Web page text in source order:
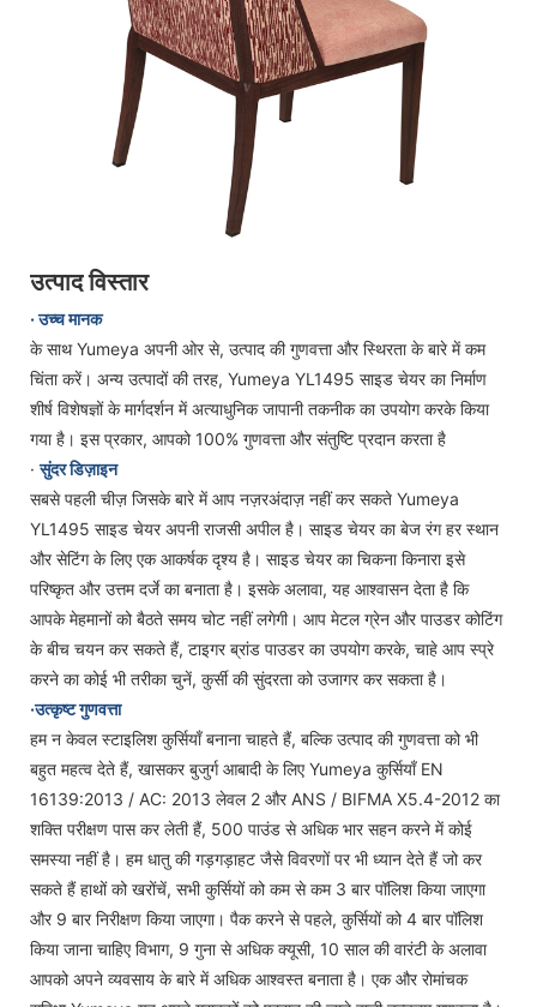
उत्पाद विस्तार
· उच्च मानक
के साथ Yumeya अपनी ओर से, उत्पाद की गुणवत्ता और स्थिरता के बारे में कम
चिंता करें। अन्य उत्पादों की तरह, Yumeya YL1495 साइड चेयर का निर्माण
शीर्ष विशेषज्ञों के मार्गदर्शन में अत्याधुनिक जापानी तकनीक का उपयोग करके किया
गया है। इस प्रकार, आपको 100% गुणवत्ता और संतुष्टि प्रदान करता है
·सुंदर डिज़ाइन
सबसे पहली चीज़ जिसके बारे में आप नज़रअंदाज़ नहीं कर सकते Yumeya
YL1495 साइड चेयर अपनी राजसी अपील है। साइड चेयर का बेज रंग हर स्थान
और सेटिंग के लिए एक आकर्षक दृश्य है। साइड चेयर का चिकना किनारा इसे
परिष्कृत और उत्तम दर्जे का बनाता है। इसके अलावा, यह आश्वासन देता है कि
आपके मेहमानों को बैठते समय चोट नहीं लगेगी। आप मेटल ग्रेन और पाउडर कोटिंग
के बीच चयन कर सकते हैं, टाइगर ब्रांड पाउडर का उपयोग करके, चाहे आप स्प्रे
करने का कोई भी तरीका चुनें, कुर्सी की सुंदरता को उजागर कर सकता है।
·उत्कृष्ट गुणवत्ता
हम न केवल स्टाइलिश कुर्सियाँ बनाना चाहते हैं, बल्कि उत्पाद की गुणवत्ता को भी
बहुत महत्व देते हैं, खासकर बुजुर्ग आबादी के लिए Yumeya कुर्सियाँ EN
16139:2013 / AC: 2013 लेवल 2 और ANS / BIFMA X5.4-2012 का
शक्ति परीक्षण पास कर लेती हैं, 500 पाउंड से अधिक भार सहन करने में कोई
समस्या नहीं है। हम धातु की गड़गड़ाहट जैसे विवरणों पर भी ध्यान देते हैं जो कर
सकते हैं हाथों को खरोंचें, सभी कुर्सियों को कम से कम 3 बार पॉलिश किया जाएगा
और 9 बार निरीक्षण किया जाएगा। पैक करने से पहले, कुर्सियों को 4 बार पॉलिश
किया जाना चाहिए विभाग, 9 गुना से अधिक क्यूसी, 10 साल की वारंटी के अलावा
आपको अपने व्यवसाय के बारे में अधिक आश्वस्त बनाता है। एक और रोमांचक